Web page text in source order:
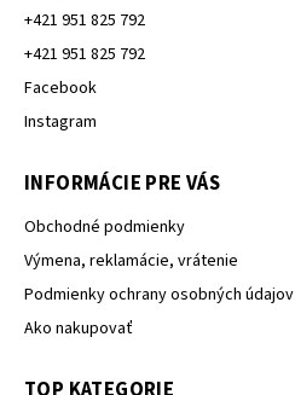
+421 951 825 792
+421 951 825 792
Facebook
Instagram
INFORMÁCIE PRE VÁS
Obchodné podmienky
Výmena, reklamácie, vrátenie
Podmienky ochrany osobných údajov
Ako nakupovať